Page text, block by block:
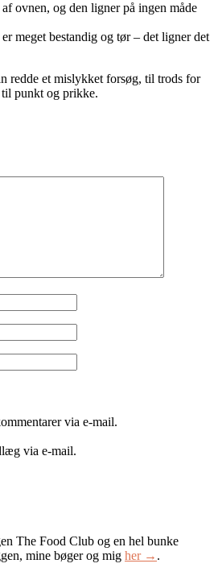
ovnen, og den ligner på ingen måde
meget bestandig og tør – det ligner det
redde et mislykket forsøg, til trods for
punkt og prikke.
via e-mail.
via e-mail.
The Food Club og en hel bunke
mine bøger og mig her → .